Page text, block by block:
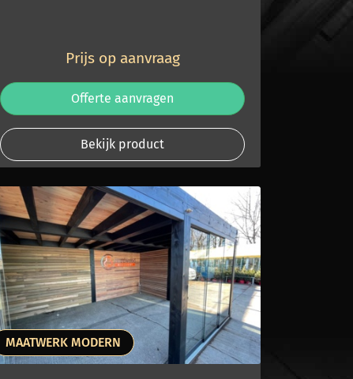
Prijs op aanvraag
Offerte aanvragen
Bekijk product
MAATWERK MODERN